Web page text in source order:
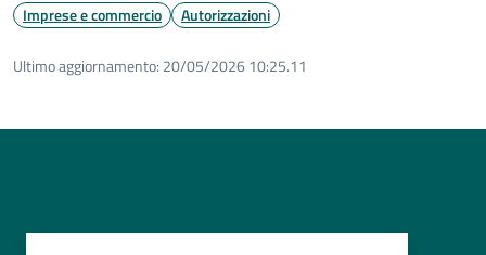
Imprese e commercio Autorizzazioni
Ultimo aggiornamento: 20/05/2026 10:25.11